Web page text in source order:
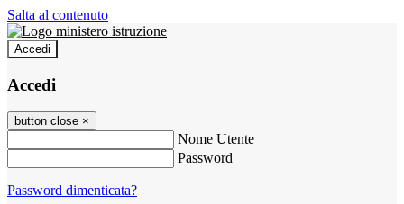
Salta al contenuto
Accedi
Accedi
button close ×
Nome Utente
Password
Password dimenticata?